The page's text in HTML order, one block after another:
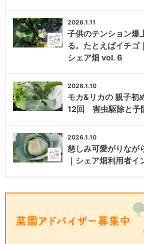
2026.1.11
子供のテンション爆
る。たとえばイチゴ
シェア畑 vol. 6
2026.1.10
モカ&リカの 親子初
12回 害虫駆除と予
2026.1.10
慈しみ可愛がりなが
｜シェア畑利用者イ